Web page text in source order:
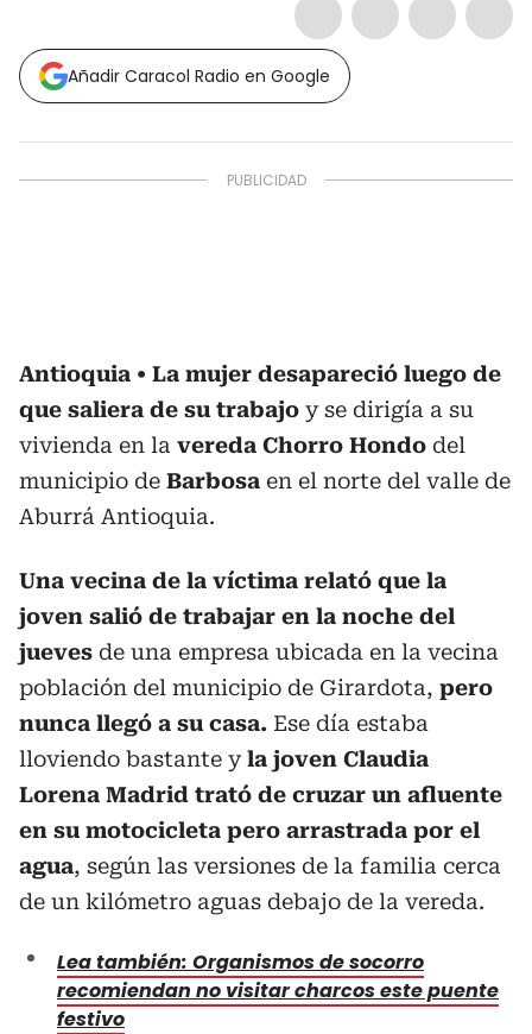
Añadir Caracol Radio en Google
Antioquia
La mujer desapareció luego de
que saliera de su trabajo y se dirigía a su
vivienda en la vereda Chorro Hondo del
municipio de Barbosa en el norte del valle de
Aburrá Antioquia.
Una vecina de la víctima relató que la
joven salió de trabajar en la noche del
jueves de una empresa ubicada en la vecina
población del municipio de Girardota, pero
nunca llegó a su casa. Ese día estaba
lloviendo bastante yla joven Claudia
Lorena Madrid trató de cruzar un afluente
en su motocicleta pero arrastrada por el
agua, según las versiones de la familia cerca
de un kilómetro aguas debajo de la vereda.
Lea también: Organismos de socorro
recomiendan no visitar charcos este puente
festivo